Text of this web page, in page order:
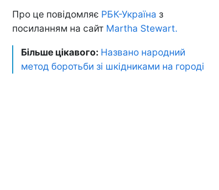
Про це повідомляє РБК-Україна з
посиланням на сайт Martha Stewart.
Більше цікавого: Названо народний
метод боротьби зі шкідниками на городі